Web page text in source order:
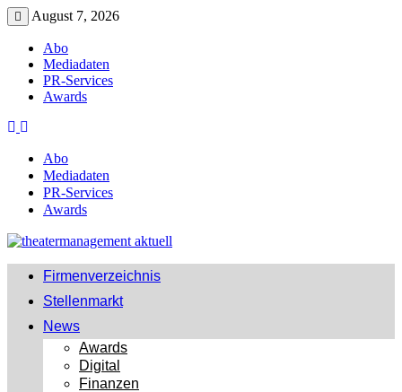
Zurück
zum
Inhalt
Menü
August 7, 2026
Abo
Mediadaten
PR-Services
Awards
Abo
Mediadaten
PR-Services
Awards
Firmenverzeichnis
Stellenmarkt
News
Awards
Digital
Finanzen